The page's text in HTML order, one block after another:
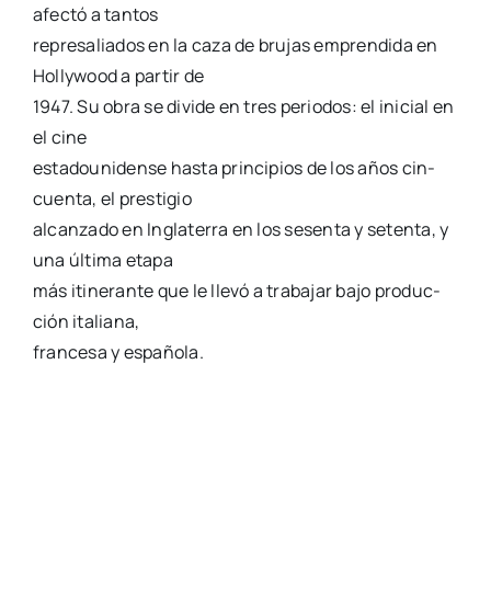
afec­tó a tan­tos
repre­sa­lia­dos en la caza de bru­jas empren­di­da en
Holly­wood a par­tir de
1947. Su obra se divi­de en tres perio­dos: el ini­cial en
el cine
esta­dou­ni­den­se has­ta prin­ci­pios de los años cin­
cuen­ta, el pres­ti­gio
alcan­za­do en Ingla­te­rra en los sesen­ta y seten­ta, y
una últi­ma eta­pa
más iti­ne­ran­te que le lle­vó a tra­ba­jar bajo pro­duc­
ción ita­lia­na,
fran­ce­sa y espa­ño­la.